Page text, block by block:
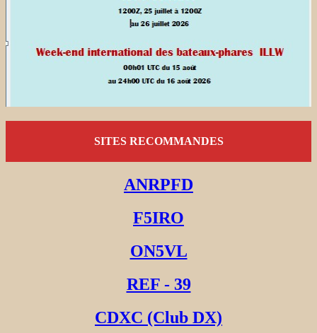
SITES RECOMMANDES
ANRPFD
F5IRO
ON5VL
REF - 39
CDXC (Club DX)